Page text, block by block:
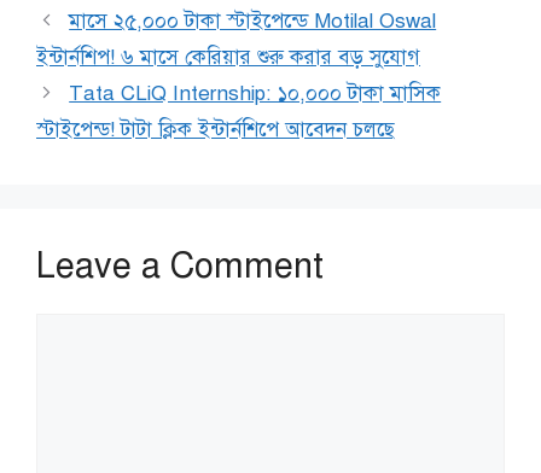
মাসে ২৫,০০০ টাকা স্টাইপেন্ডে Motilal Oswal
ইন্টার্নশিপ! ৬ মাসে কেরিয়ার শুরু করার বড় সুযোগ
Tata CLiQ Internship: ১০,০০০ টাকা মাসিক
স্টাইপেন্ড! টাটা ক্লিক ইন্টার্নশিপে আবেদন চলছে
Leave a Comment